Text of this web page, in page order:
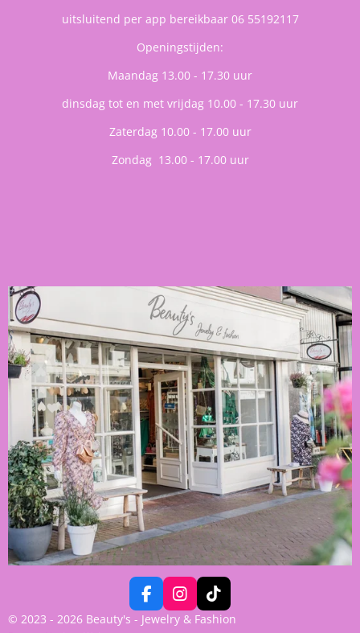
uitsluitend per app bereikbaar 06 55192117
Openingstijden:
Maandag 13.00 - 17.30 uur
dinsdag tot en met vrijdag 10.00 - 17.30 uur
Zaterdag 10.00 - 17.00 uur
Zondag 13.00 - 17.00 uur
F
A
I
N
T
I
© 2023 - 2026 Beauty's - Jewelry & Fashion